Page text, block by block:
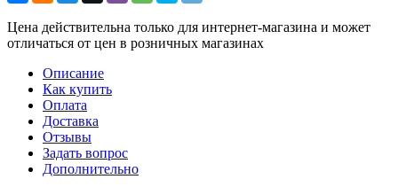
Цена действительна только для интернет-магазина и может
отличаться от цен в розничных магазинах
Описание
Как купить
Оплата
Доставка
Отзывы
Задать вопрос
Дополнительно